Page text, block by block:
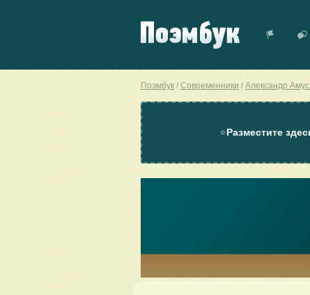
Поэмбук Современники Александр
⭐Разместите